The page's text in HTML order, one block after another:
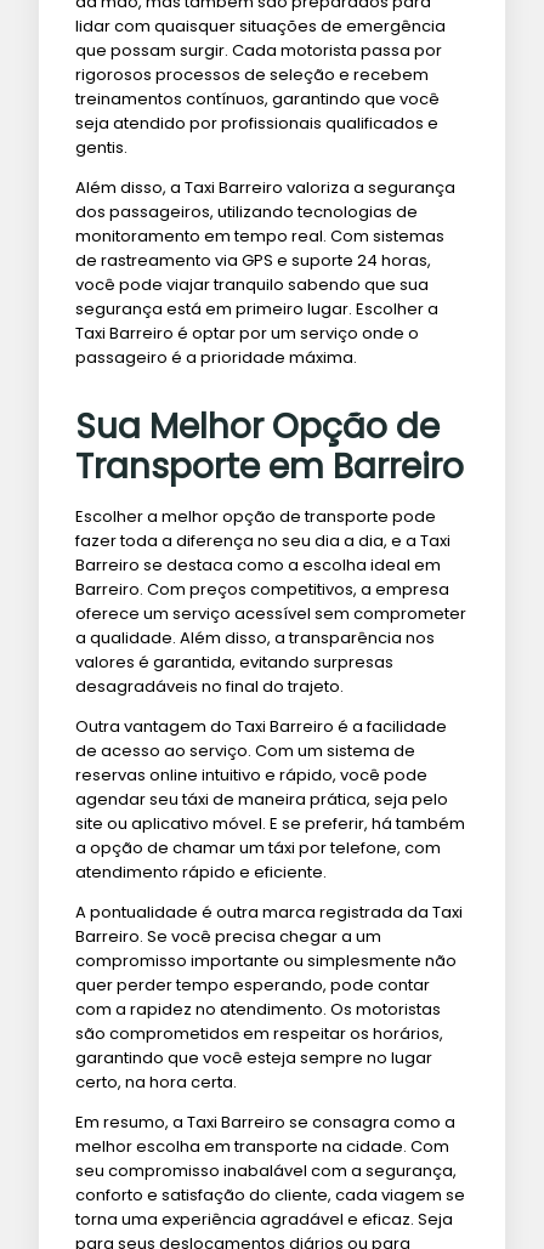
lidar com quaisquer situações de emergência
que possam surgir. Cada motorista passa por
rigorosos processos de seleção e recebem
treinamentos contínuos, garantindo que você
seja atendido por profissionais qualificados e
gentis.
Além disso, a Taxi Barreiro valoriza a segurança
dos passageiros, utilizando tecnologias de
monitoramento em tempo real. Com sistemas
de rastreamento via GPS e suporte 24 horas,
você pode viajar tranquilo sabendo que sua
segurança está em primeiro lugar. Escolher a
Taxi Barreiro é optar por um serviço onde o
passageiro é a prioridade máxima.
Sua Melhor Opção de
Transporte em Barreiro
Escolher a melhor opção de transporte pode
fazer toda a diferença no seu dia a dia, e a Taxi
Barreiro se destaca como a escolha ideal em
Barreiro. Com preços competitivos, a empresa
oferece um serviço acessível sem comprometer
a qualidade. Além disso, a transparência nos
valores é garantida, evitando surpresas
desagradáveis no final do trajeto.
Outra vantagem do Taxi Barreiro é a facilidade
de acesso ao serviço. Com um sistema de
reservas online intuitivo e rápido, você pode
agendar seu táxi de maneira prática, seja pelo
site ou aplicativo móvel. E se preferir, há também
a opção de chamar um táxi por telefone, com
atendimento rápido e eficiente.
A pontualidade é outra marca registrada da Taxi
Barreiro. Se você precisa chegar a um
compromisso importante ou simplesmente não
quer perder tempo esperando, pode contar
com a rapidez no atendimento. Os motoristas
são comprometidos em respeitar os horários,
garantindo que você esteja sempre no lugar
certo, na hora certa.
Em resumo, a Taxi Barreiro se consagra como a
melhor escolha em transporte na cidade. Com
seu compromisso inabalável com a segurança,
conforto e satisfação do cliente, cada viagem se
torna uma experiência agradável e eficaz. Seja
para seus deslocamentos diários ou para